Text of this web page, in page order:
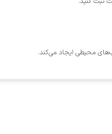
محیطی ایجاد می‌کند.